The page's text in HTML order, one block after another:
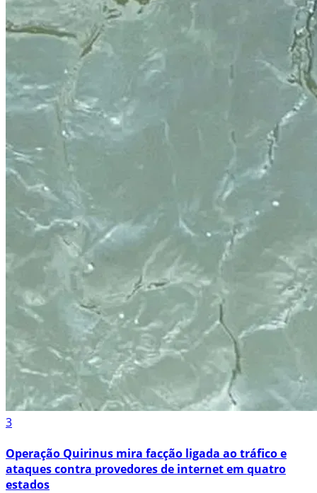
3
Operação Quirinus mira facção ligada ao tráfico e
ataques contra provedores de internet em quatro
estados